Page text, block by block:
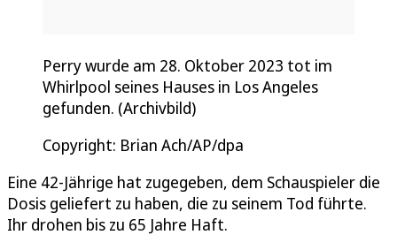
Perry wurde am 28. Oktober 2023 tot im
Whirlpool seines Hauses in Los Angeles
gefunden. (Archivbild)
Copyright: Brian Ach/AP/dpa
Eine 42-Jährige hat zugegeben, dem Schauspieler die
Dosis geliefert zu haben, die zu seinem Tod führte.
Ihr drohen bis zu 65 Jahre Haft.